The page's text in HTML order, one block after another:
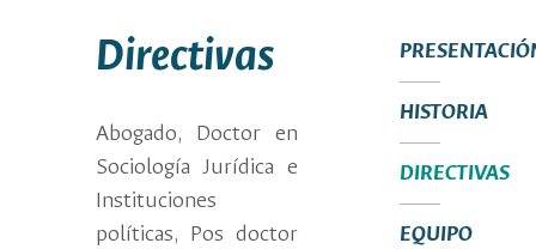
Directivas
Abogado, Doctor en
Sociología Jurídica e
Instituciones
políticas, Pos doctor
HISTORIA
DIRECTIVAS
EQUIPO